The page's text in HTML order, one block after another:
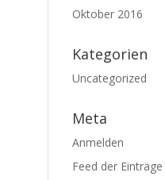
Oktober 2016
Kategorien
Uncategorized
Meta
Anmelden
Feed der Einträge